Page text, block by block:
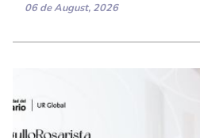
06 de August, 2026